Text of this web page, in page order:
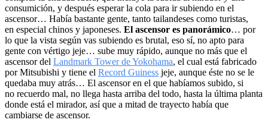
consumición, y después esperar la cola para ir subiendo en el
ascensor… Había bastante gente, tanto tailandeses como turistas,
en especial chinos y japoneses. El ascensor es panorámico… por
lo que la vista según vas subiendo es brutal, eso sí, no apto para
gente con vértigo jeje… sube muy rápido, aunque no más que el
ascensor del Landmark Tower de Yokohama, el cual está fabricado
por Mitsubishi y tiene el Record Guiness jeje, aunque éste no se le
quedaba muy atrás… El ascensor en el que habíamos subido, si
no recuerdo mal, no llega hasta arriba del todo, hasta la última planta
donde está el mirador, así que a mitad de trayecto había que
cambiarse de ascensor.